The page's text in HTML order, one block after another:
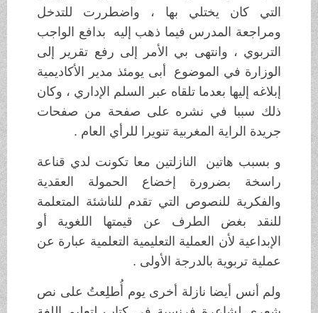
التي كان يختلي بها ، واضطررت للتدخل
ومراجعة المدرس فيما ذهب إليه بدافع الواجب
التربوي ، وانتهى بي الأمر إلى رفع تقرير إلى
الوزارة في الموضوع أبى يومئذ مدير الأكاديمية
إبلاغه إليها بعدما تلقاه عبر السلم الإداري ، وكان
ذلك سببا في نشره على صفحة من صفحات
جريدة الراية المغربية تنويرا للرأي العام .
و بسبب هاتين النازلتين معا تكونت لدي قناعة
راسخة بضرورة إخضاع الحمولة العقدية
والفكرية للنصوص التي تقدم للناشئة المتعلمة
للنقد بغض الطرف عن قيمتها اللغوية أو
الإبداعية لأن العملية التعليمية التعلمية عبارة عن
عملية تربوية بالدرجة الأولى .
ولم أنس أيضا نازلة أخرى يوم أُطلِعتُ على نص